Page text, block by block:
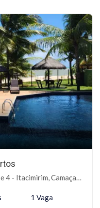
Itacimirim, Camaçari-BA
1 Vaga